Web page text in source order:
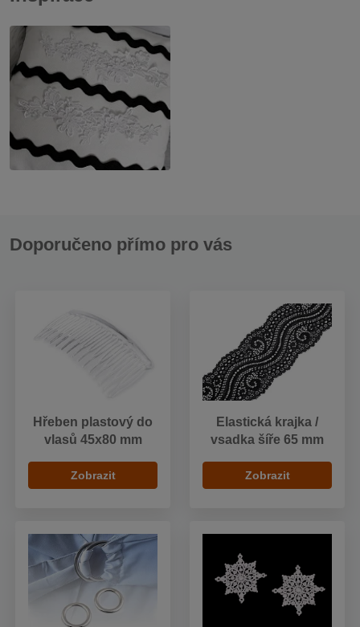
Doporučeno přímo pro vás
Hřeben plastový do
vlasů 45x80 mm
Zobrazit
Elastická krajka /
vsadka šíře 65 mm
Zobrazit